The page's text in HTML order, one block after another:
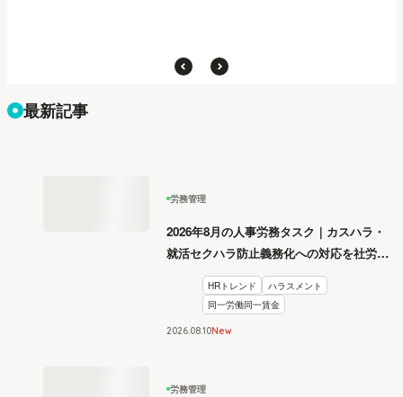
最新記事
労務管理
2026年8月の人事労務タスク｜カスハラ・
就活セクハラ防止義務化への対応を社労士
HRトレンド
ハラスメント
同一労働同一賃金
2026 0810New
労務管理